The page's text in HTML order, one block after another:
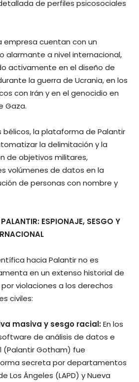
de perfiles psicosociales
empresa cuentan con un
alarmante a nivel internacional,
activamente en el diseño de
la guerra de Ucrania, en los
con Irán y en el genocidio en
Gaza.
bélicos, la plataforma de Palantir
la delimitación y la
de objetivos militares,
volúmenes de datos en la
de personas con nombre y
ESPIONAJE, SESGO Y
hacia Palantir no es
en un extenso historial de
violaciones a los derechos
civiles:
masiva y sesgo racial:En los
de análisis de datos e
(Palantir Gotham) fue
secreta por departamentos
Los Ángeles (LAPD) y Nueva